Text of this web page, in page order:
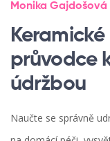
Monika Gajdošová
průvodce
údržbou
Naučte se správně